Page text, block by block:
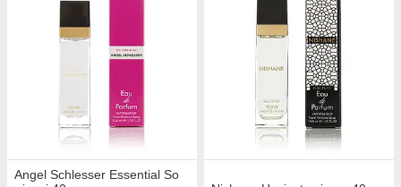
Angel Schlesser Essential So